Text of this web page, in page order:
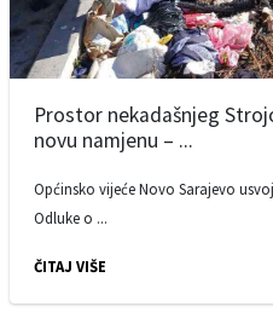
Prostor nekadašnjeg
novu namjenu – ...
Općinsko vijeće Novo Sarajevo
Odluke o ...
ČITAJ VIŠE